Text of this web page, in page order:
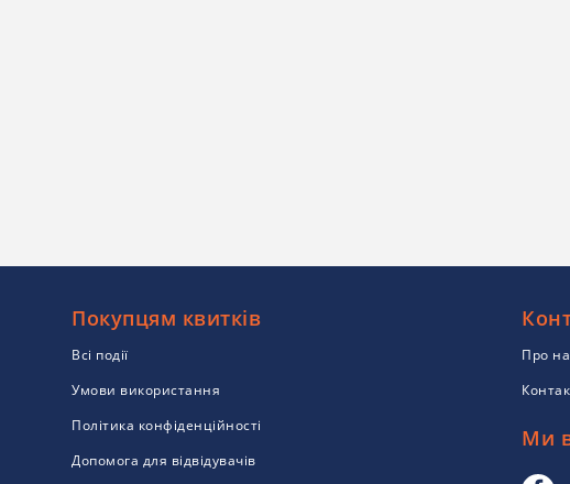
Покупцям квитків
Всі події
Умови використання
Політика конфіденційності
Допомога для відвідувачів
Про
Ми